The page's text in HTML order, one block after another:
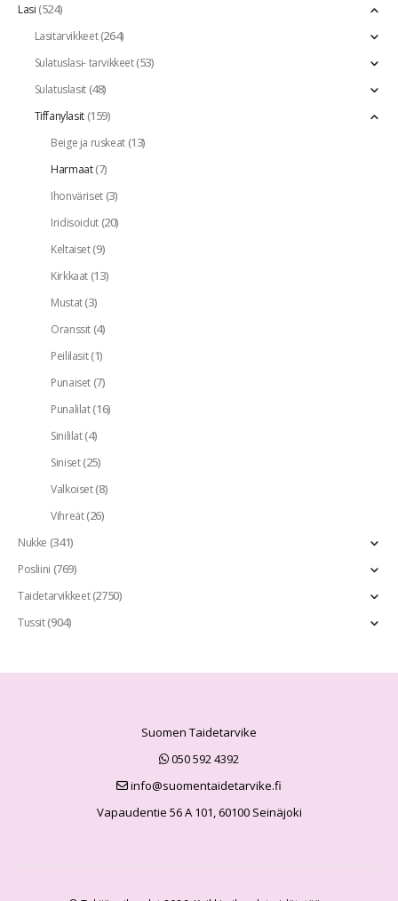
Lasi(524)
Lasitarvikkeet(264)
Sulatuslasi- tarvikkeet(53)
Sulatuslasit(48)
Tiffanylasit(159)
Beige ja ruskeat(13)
Harmaat(7)
Ihonväriset(3)
Iridisoidut(20)
Keltaiset(9)
Kirkkaat(13)
Mustat(3)
Oranssit(4)
Peililasit(1)
Punaiset(7)
Punalilat(16)
Sinililat(4)
Siniset(25)
Valkoiset(8)
Vihreät(26)
Nukke (341)
Posliini (769)
Taidetarvikkeet(2750)
Tussit(904)
Suomen Taidetarvike
050 592 4392
info@suomentaidetarvike.fi
Vapaudentie 56 A 101, 60100 Seinäjoki